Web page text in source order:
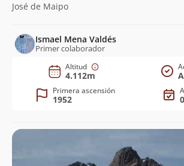
José de Maipo
Ismael Mena Valdés
Primer colaborador
Altitud
4.112m
Primera ascensión
1952